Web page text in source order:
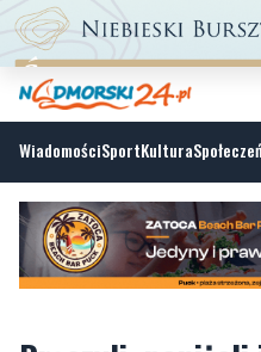
WiadomościSportKultura
Dręczyli,